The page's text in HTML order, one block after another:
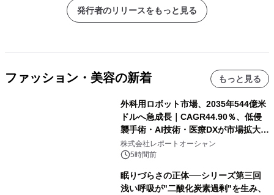
発行者のリリースをもっと見る
ファッション・美容の新着 もっと見る
外科用ロボット市場、2035年544億米
ドルへ急成長｜CAGR44.90％、低侵
襲手術・AI技術・医療DXが市場拡大を
牽引
株式会社レポートオーシャン
5時間前
眠りづらさの正体──シリーズ第三回
浅い呼吸が"二酸化炭素過剰"を生み、